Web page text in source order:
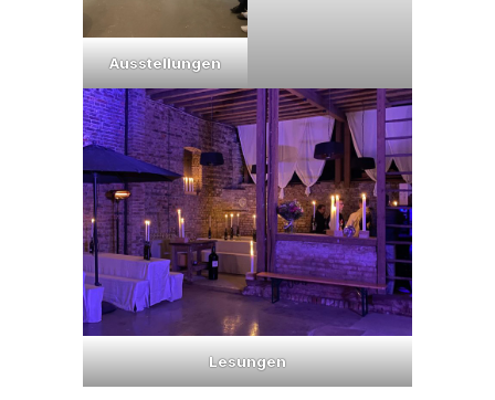
Ausstellungen
Lesungen